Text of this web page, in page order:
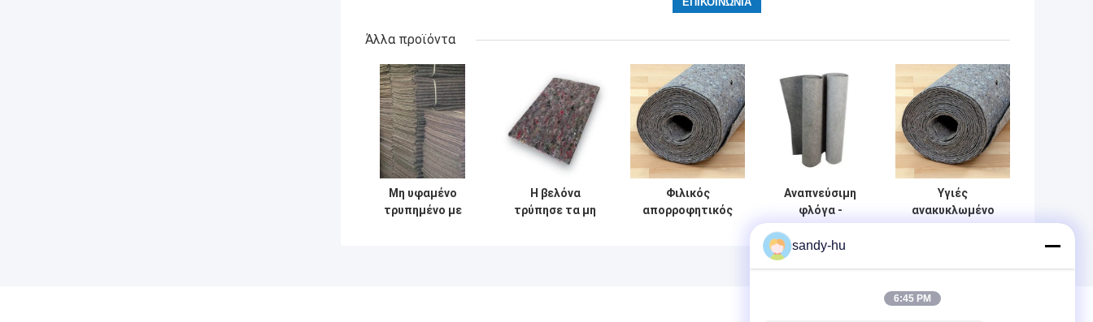
Άλλα προϊόντα
Μη υφαμένο
τρυπημένο με
Η βελόνα
τρύπησε τα μη
Φιλικός
απορροφητικός
Αναπνεύσιμη
φλόγα -
αισθητός
αυτοκόλλητος
στρώμα λευκός
Υγιές
ανακυκλωμένο
μόνωση μαξιλάρι
στρωμάτων και
sandy-hu
6:45 PM